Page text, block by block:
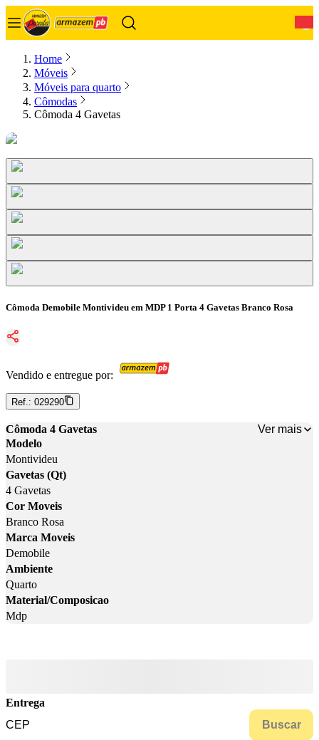
Home
Móveis
Móveis para quarto
Cômodas
Cômoda 4 Gavetas
Cômoda Demobile Montivideu em MDP 1 Porta 4 Gavetas Branco Rosa
Vendido e entregue por:
Ref.: 029290
Cômoda 4 Gavetas
Ver mais
Modelo
Montivideu
Gavetas (Qt)
4 Gavetas
Cor Moveis
Branco Rosa
Marca Moveis
Demobile
Ambiente
Quarto
Material/Composicao
Mdp
Entrega
Buscar